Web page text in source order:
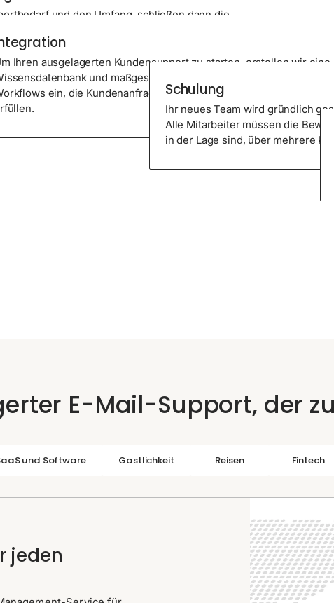
und den Umfang, schließen dann die
einen Integrationsmanager. Unsere
gezielte Beschaffungsmethoden, um Ihr perfektes
Ihren ausgelagerten Kundensupport zu starten, erstellen wir eine
und maßgeschneiderte Schulungsmodule für
ein, die Kundenanfragen effizient verwalten und
Schulung
Ihr neues Team wird gründlich
Alle Mitarbeiter müssen die
in der Lage sind, über mehrere
E-Mail-Support, der
und Software Gastlichkeit Reisen Fintech
jeden